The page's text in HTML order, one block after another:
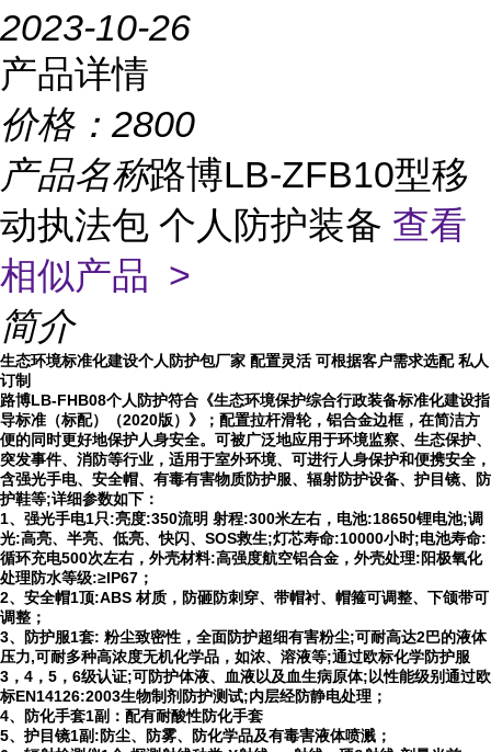
2023-10-26
产品详情
价格： 2800
产品名称路博LB-ZFB10型移
动执法包 个人防护装备 查看
相似产品 >
简介
生态环境标准化建设个人防护包厂家 配置灵活 可根据客户需求选配 私人
订制
路博LB-FHB08个人防护符合《生态环境保护综合行政装备标准化建设指
导标准（标配）（2020版）》；配置拉杆滑轮，铝合金边框，在简洁方
便的同时更好地保护人身安全。可被广泛地应用于环境监察、生态保护、
突发事件、消防等行业，适用于室外环境、可进行人身保护和便携安全，
含强光手电、安全帽、有毒有害物质防护服、辐射防护设备、护目镜、防
护鞋等;详细参数如下：
1、强光手电1只:亮度:350流明 射程:300米左右，电池:18650锂电池;调
光:高亮、半亮、低亮、快闪、SOS救生;灯芯寿命:10000小时;电池寿命:
循环充电500次左右，外壳材料:高强度航空铝合金，外壳处理:阳极氧化
处理防水等级:≥IP67；
2、安全帽1顶:ABS 材质，防砸防刺穿、带帽衬、帽箍可调整、下颌带可
调整；
3、防护服1套: 粉尘致密性，全面防护超细有害粉尘;可耐高达2巴的液体
压力,可耐多种高浓度无机化学品，如浓、溶液等;通过欧标化学防护服
3，4，5，6级认证;可防护体液、血液以及血生病原体;以性能级别通过欧
标EN14126:2003生物制剂防护测试;内层经防静电处理；
4、防化手套1副：配有耐酸性防化手套
5、护目镜1副:防尘、防雾、防化学品及有毒害液体喷溅；